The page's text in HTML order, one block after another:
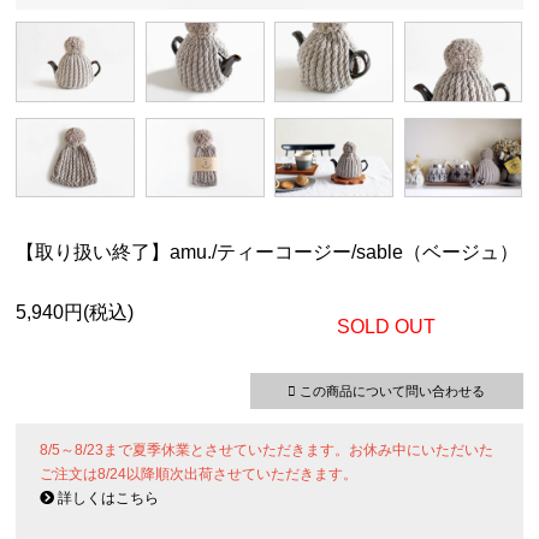
【取り扱い終了】amu./ティーコージー/sable（ベージュ）
5,940円(税込)
SOLD OUT
この商品について問い合わせる
8/5～8/23まで夏季休業とさせていただきます。お休み中にいただいた
ご注文は8/24以降順次出荷させていただきます。
詳しくはこちら